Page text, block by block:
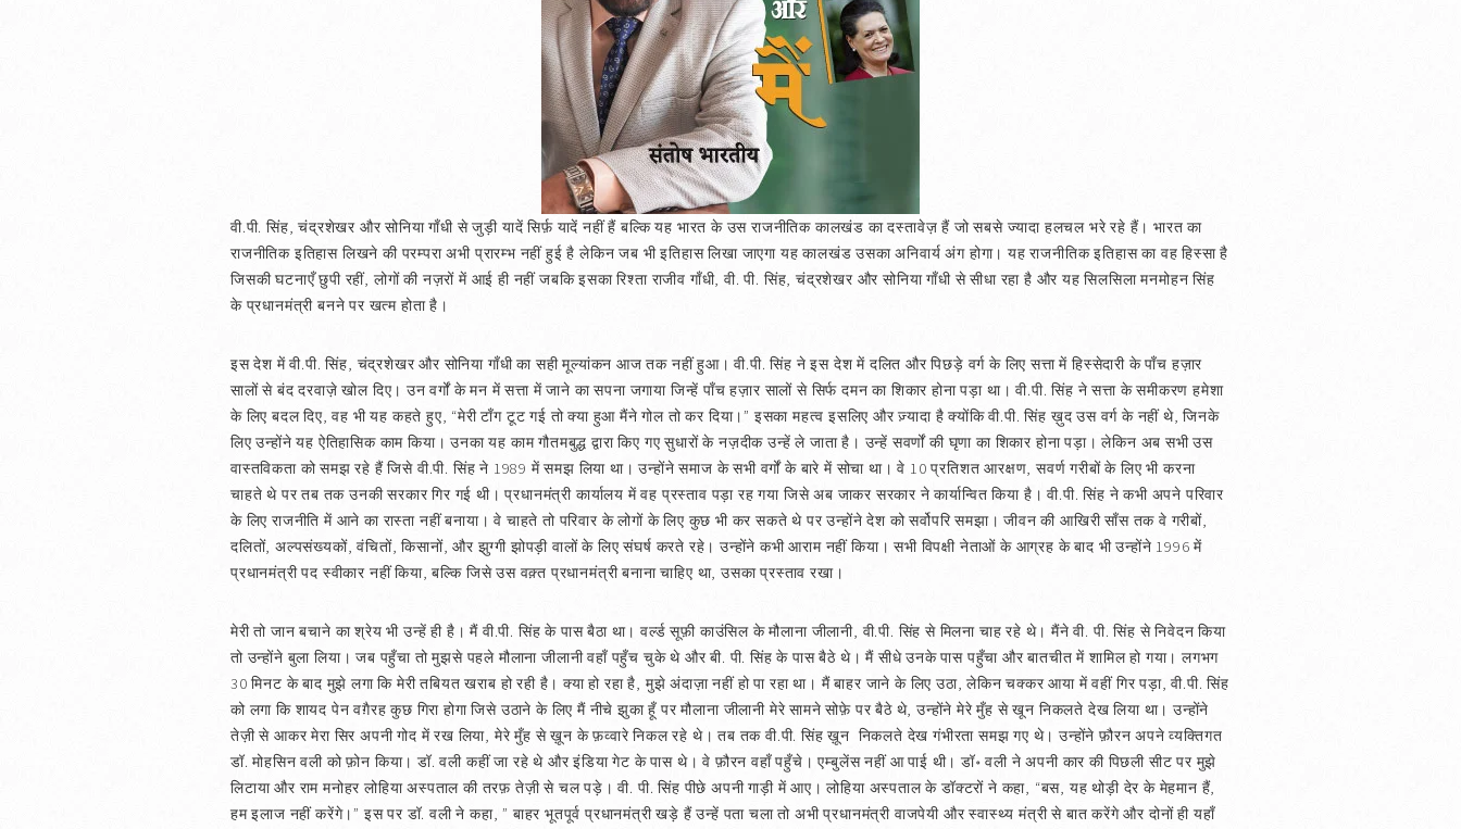
वी.पी. सिंह, चंद्रशेखर और सोनिया गाँधी से जुड़ी यादें सिर्फ़ यादें नहीं हैं बल्कि यह भारत के उस राजनीतिक कालखंड का दस्तावेज़ हैं जो सबसे ज्यादा हलचल भरे रहे हैं। भारत का
राजनीतिक इतिहास लिखने की परम्परा अभी प्रारम्भ नहीं हुई है लेकिन जब भी इतिहास लिखा जाएगा यह कालखंड उसका अनिवार्य अंग होगा। यह राजनीतिक इतिहास का वह हिस्सा है
जिसकी घटनाएँ छुपी रहीं, लोगों की नज़रों में आई ही नहीं जबकि इसका रिश्ता राजीव गाँधी, वी. पी. सिंह, चंद्रशेखर और सोनिया गाँधी से सीधा रहा है और यह सिलसिला मनमोहन सिंह
के प्रधानमंत्री बनने पर खत्म होता है।
इस देश में वी.पी. सिंह, चंद्रशेखर और सोनिया गाँधी का सही मूल्यांकन आज तक नहीं हुआ। वी.पी. सिंह ने इस देश में दलित और पिछड़े वर्ग के लिए सत्ता में हिस्सेदारी के पाँच हज़ार
सालों से बंद दरवाज़े खोल दिए। उन वर्गों के मन में सत्ता में जाने का सपना जगाया जिन्हें पाँच हज़ार सालों से सिर्फ दमन का शिकार होना पड़ा था। वी.पी. सिंह ने सत्ता के समीकरण हमेशा
के लिए बदल दिए, वह भी यह कहते हुए, “मेरी टाँग टूट गई तो क्या हुआ मैंने गोल तो कर दिया।” इसका महत्व इसलिए और ज़्यादा है क्योंकि वी.पी. सिंह ख़ुद उस वर्ग के नहीं थे, जिनके
लिए उन्होंने यह ऐतिहासिक काम किया। उनका यह काम गौतमबुद्ध द्वारा किए गए सुधारों के नज़दीक उन्हें ले जाता है। उन्हें सवर्णों की घृणा का शिकार होना पड़ा। लेकिन अब सभी उस
वास्तविकता को समझ रहे हैं जिसे वी.पी. सिंह ने 1989 में समझ लिया था। उन्होंने समाज के सभी वर्गों के बारे में सोचा था। वे 10 प्रतिशत आरक्षण, सवर्ण गरीबों के लिए भी करना
चाहते थे पर तब तक उनकी सरकार गिर गई थी। प्रधानमंत्री कार्यालय में वह प्रस्ताव पड़ा रह गया जिसे अब जाकर सरकार ने कार्यान्वित किया है। वी.पी. सिंह ने कभी अपने परिवार
के लिए राजनीति में आने का रास्ता नहीं बनाया। वे चाहते तो परिवार के लोगों के लिए कुछ भी कर सकते थे पर उन्होंने देश को सर्वोपरि समझा। जीवन की आखिरी साँस तक वे गरीबों,
दलितों, अल्पसंख्यकों, वंचितों, किसानों, और झुग्गी झोपड़ी वालों के लिए संघर्ष करते रहे। उन्होंने कभी आराम नहीं किया। सभी विपक्षी नेताओं के आग्रह के बाद भी उन्होंने 1996 में
प्रधानमंत्री पद स्वीकार नहीं किया, बल्कि जिसे उस वक़्त प्रधानमंत्री बनाना चाहिए था, उसका प्रस्ताव रखा।
मेरी तो जान बचाने का श्रेय भी उन्हें ही है। मैं वी.पी. सिंह के पास बैठा था। वर्ल्ड सूफ़ी काउंसिल के मौलाना जीलानी, वी.पी. सिंह से मिलना चाह रहे थे। मैंने वी. पी. सिंह से निवेदन किया
तो उन्होंने बुला लिया। जब पहुँचा तो मुझसे पहले मौलाना जीलानी वहाँ पहुँच चुके थे और बी. पी. सिंह के पास बैठे थे। मैं सीधे उनके पास पहुँचा और बातचीत में शामिल हो गया। लगभग
30 मिनट के बाद मुझे लगा कि मेरी तबियत खराब हो रही है। क्या हो रहा है, मुझे अंदाज़ा नहीं हो पा रहा था। मैं बाहर जाने के लिए उठा, लेकिन चक्कर आया में वहीं गिर पड़ा, वी.पी. सिंह
को लगा कि शायद पेन वग़ैरह कुछ गिरा होगा जिसे उठाने के लिए मैं नीचे झुका हूँ पर मौलाना जीलानी मेरे सामने सोफ़े पर बैठे थे, उन्होंने मेरे मुँह से खून निकलते देख लिया था। उन्होंने
तेज़ी से आकर मेरा सिर अपनी गोद में रख लिया, मेरे मुँह से ख़ून के फ़व्वारे निकल रहे थे। तब तक वी.पी. सिंह ख़ून निकलते देख गंभीरता समझ गए थे। उन्होंने फ़ौरन अपने व्यक्तिगत
डॉ. मोहसिन वली को फ़ोन किया। डॉ. वली कहीं जा रहे थे और इंडिया गेट के पास थे। वे फ़ौरन वहाँ पहुँचे। एम्बुलेंस नहीं आ पाई थी। डॉ॰ वली ने अपनी कार की पिछली सीट पर मुझे
लिटाया और राम मनोहर लोहिया अस्पताल की तरफ़ तेज़ी से चल पड़े। वी. पी. सिंह पीछे अपनी गाड़ी में आए। लोहिया अस्पताल के डॉक्टरों ने कहा, “बस, यह थोड़ी देर के मेहमान हैं,
हम इलाज नहीं करेंगे।” इस पर डॉ. वली ने कहा, ” बाहर भूतपूर्व प्रधानमंत्री खड़े हैं उन्हें पता चला तो अभी प्रधानमंत्री वाजपेयी और स्वास्थ्य मंत्री से बात करेंगे और दोनों ही यहाँ